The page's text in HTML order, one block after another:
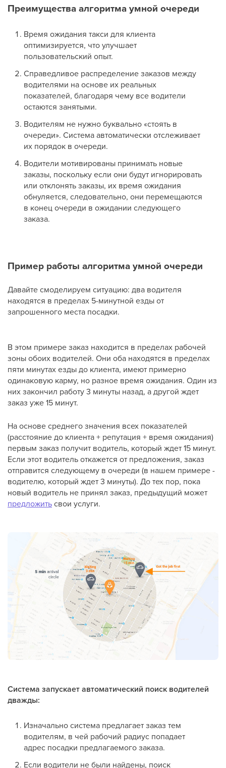
Преимущества алгоритма умной очереди
Время ожидания такси для клиента
оптимизируется, что улучшает
пользовательский опыт.
Справедливое распределение заказов между
водителями на основе их реальных
показателей, благодаря чему все водители
остаются занятыми.
Водителям не нужно буквально «стоять в
очереди». Система автоматически отслеживает
их порядок в очереди.
Водители мотивированы принимать новые
заказы, поскольку если они будут игнорировать
или отклонять заказы, их время ожидания
обнуляется, следовательно, они перемещаются
в конец очереди в ожидании следующего
заказа.
Пример работы алгоритма умной очереди
Давайте смоделируем ситуацию: два водителя
находятся в пределах 5-минутной езды от
запрошенного места посадки.
В этом примере заказ находится в пределах рабочей
зоны обоих водителей. Они оба находятся в пределах
пяти минутах езды до клиента, имеют примерно
одинаковую карму, но разное время ожидания. Один из
них закончил работу 3 минуты назад, а другой ждет
заказ уже 15 минут.
На основе среднего значения всех показателей
(расстояние до клиента + репутация + время ожидания)
первым заказ получит водитель, который ждет 15 минут.
Если этот водитель откажется от предложения, заказ
отправится следующему в очереди (в нашем примере -
водителю, который ждет 3 минуты). До тех пор, пока
новый водитель не принял заказ, предыдущий может
предложитьсвои услуги.
Система запускает автоматический поиск водителей
дважды:
Изначально система предлагает заказ тем
водителям, в чей рабочий радиус попадает
адрес посадки предлагаемого заказа.
Если водители не были найдены, поиск